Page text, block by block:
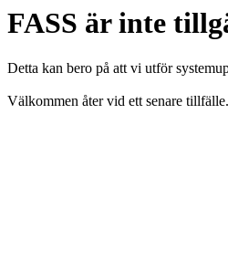
FASS är inte
Detta kan bero på att vi utför
Välkommen åter vid ett senare tillfälle.